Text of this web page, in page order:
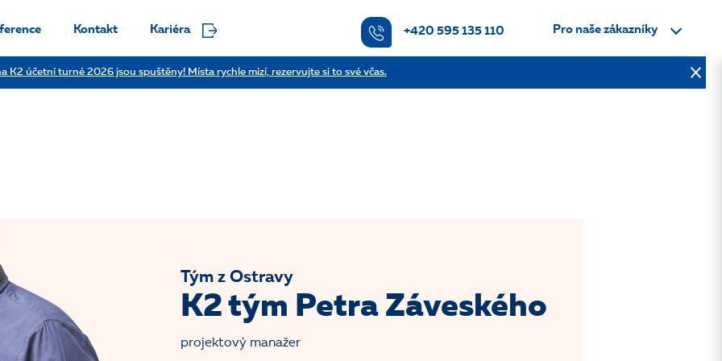
K2 účetní turné 2026 jsou spuštěny! Místa rychle mizí, rezervujte si to své včas.
Kontakt Kariéra +420 595 135 110 Pro naše zákazníky
Tým z Ostravy
K2 tým Petra Záveského
projektový manažer